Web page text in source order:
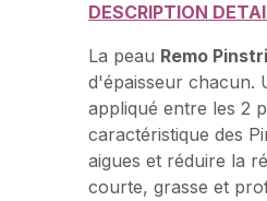
​DESCRIPTION
La peau Remo
d'épaisseur chacun.
appliqué entre les 2
caractéristique des
aigues et réduire la
courte, grasse et